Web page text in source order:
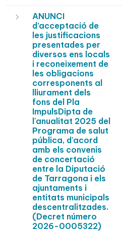
ANUNCI
d’acceptació de
les justificacions
presentades per
diversos ens locals
i reconeixement de
les obligacions
corresponents al
lliurament dels
fons del Pla
ImpulsDipta de
l'anualitat 2025 del
Programa de salut
pública, d'acord
amb els convenis
de concertació
entre la Diputació
de Tarragona i els
ajuntaments i
entitats municipals
descentralitzades.
(Decret número
2026-0005322)